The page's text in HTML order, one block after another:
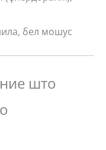
бел мошус
што